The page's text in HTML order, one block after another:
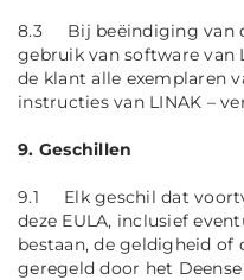
8.3 Bij beëindiging van
gebruik van software van
de klant alle exemplaren
instructies van LINAK –
9. Geschillen
9.1 Elk geschil dat
deze EULA, inclusief
bestaan, de geldigheid of
geregeld door het